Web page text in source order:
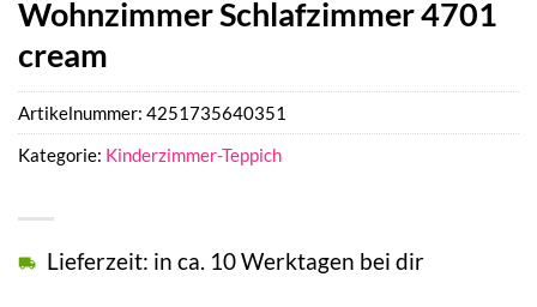
Wohnzimmer Schlafzimmer 4701
cream
Lieferzeit: in ca. 10 Werktagen bei dir
Artikelnummer: 4251735640351
Kategorie: Kinderzimmer-Teppich